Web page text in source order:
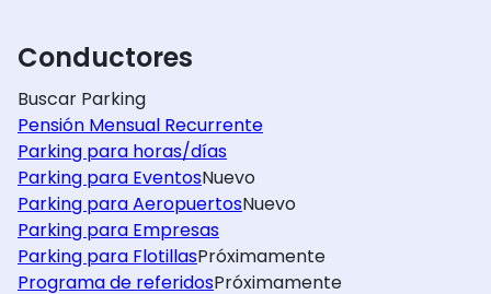
Conductores
Buscar Parking
Pensión Mensual Recurrente
Parking para horas/días
Parking para EventosNuevo
Parking para AeropuertosNuevo
Parking para Empresas
Parking para FlotillasPróximamente
Programa de referidosPróximamente